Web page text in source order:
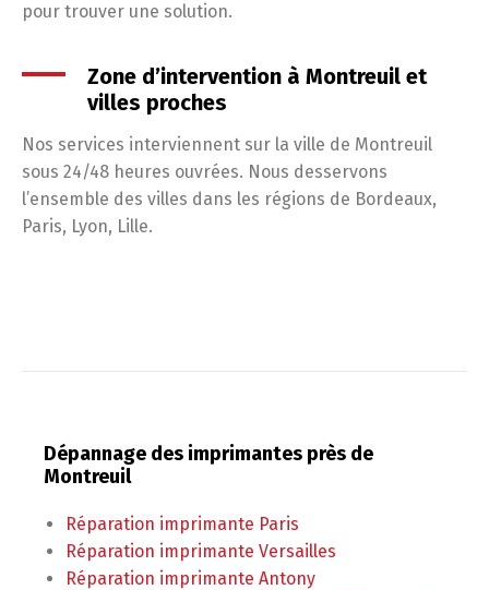
pour trouver une solution.
Zone d’intervention à Montreuil et
villes proches
Nos services interviennent sur la ville de Montreuil
sous 24/48 heures ouvrées. Nous desservons
l’ensemble des villes dans les régions de Bordeaux,
Paris, Lyon, Lille.
Dépannage des imprimantes près de
Montreuil
Réparation imprimante Paris
Réparation imprimante Versailles
Réparation imprimante Antony